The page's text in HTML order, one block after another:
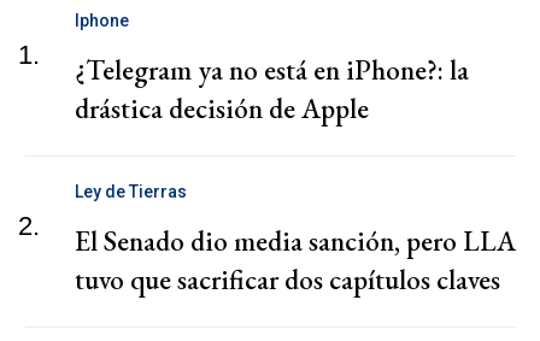
1.
Iphone
¿Telegram ya no está en iPhone?: la
drástica decisión de Apple
2.
Ley de Tierras
El Senado dio media sanción, pero LLA
tuvo que sacrificar dos capítulos claves